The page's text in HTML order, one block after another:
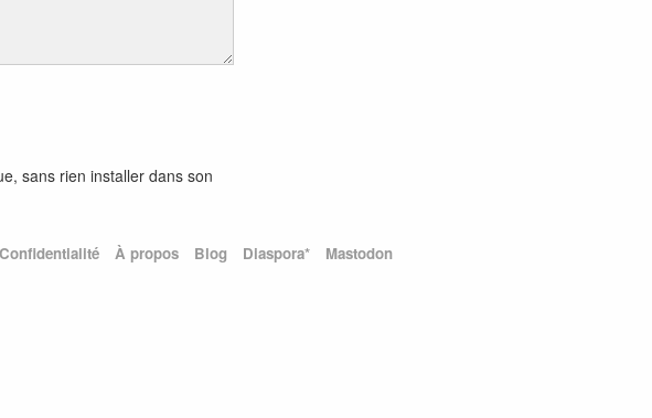
sans rien installer dans son
Confidentialité À propos Blog Diaspora* Mastodon